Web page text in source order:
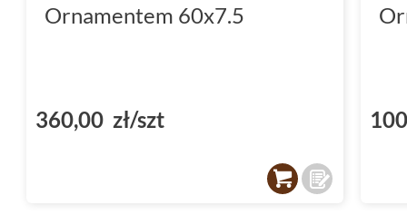
Ornamentem 60x7.5
360,00 zł/szt